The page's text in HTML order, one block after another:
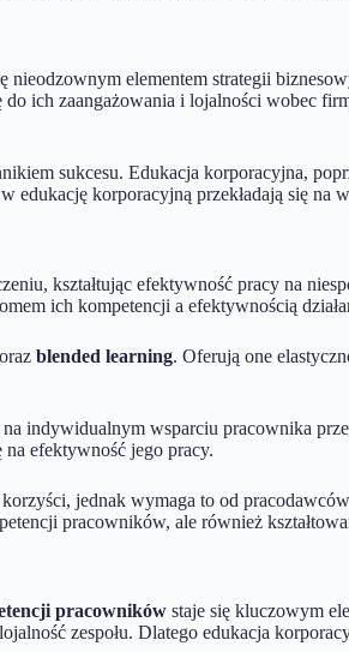
elementem strategii
ich zaangażowania i lojalności wobec
sukcesu. Edukacja korporacyjna,
korporacyjną przekładają się na
kształtując efektywność pracy na
ich kompetencji a efektywnością
oraz blended learning. Oferują one
indywidualnym wsparciu pracownika
efektywność jego pracy.
jednak wymaga to od pracodawców
pracowników, ale również
pracowników staje się kluczowym
zespołu. Dlatego edukacja